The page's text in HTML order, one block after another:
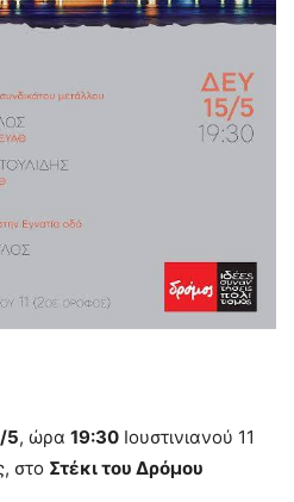
5, ώρα 19:30 Ιουστινιανού 11
στο Στέκι του Δρόμου